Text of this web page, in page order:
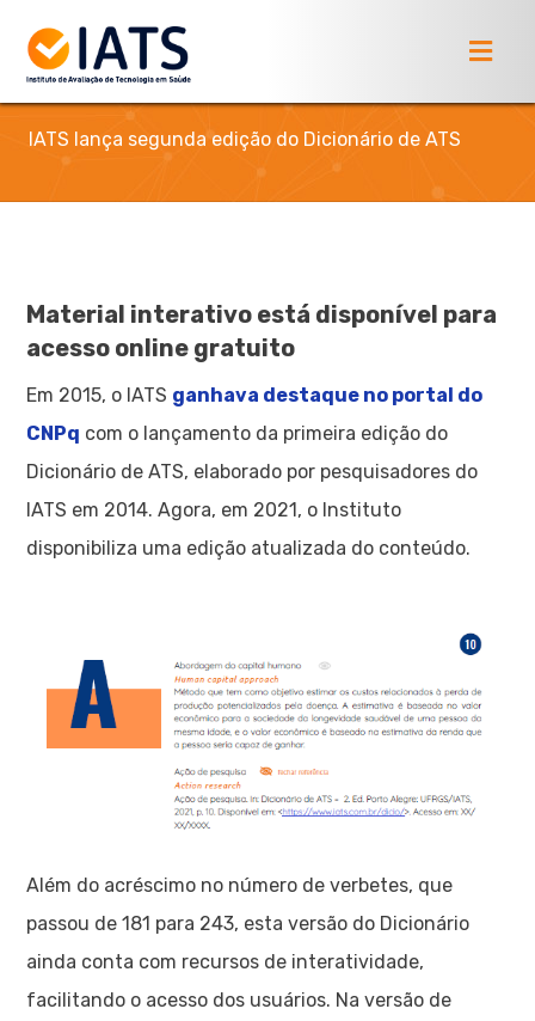
IATS lança segunda edição do Dicionário de ATS
Material interativo está disponível para
acesso online gratuito
Em 2015, o IATS ganhava destaque no portal do
CNPq com o lançamento da primeira edição do
Dicionário de ATS, elaborado por pesquisadores do
IATS em 2014. Agora, em 2021, o Instituto
disponibiliza uma edição atualizada do conteúdo.
Além do acréscimo no número de verbetes, que
passou de 181 para 243, esta versão do Dicionário
ainda conta com recursos de interatividade,
facilitando o acesso dos usuários. Na versão de